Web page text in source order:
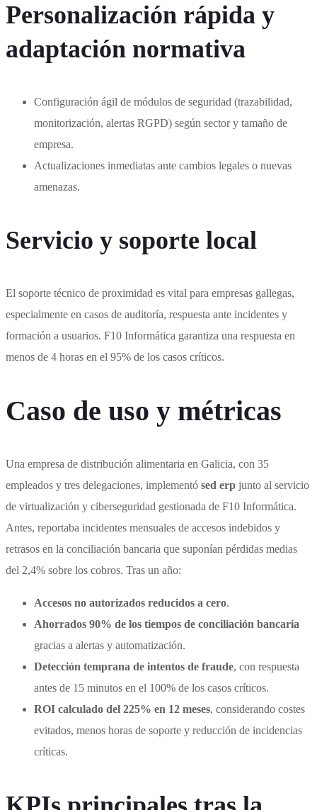
Personalización rápida y
adaptación normativa
Configuración ágil de módulos de seguridad (trazabilidad,
monitorización, alertas RGPD) según sector y tamaño de
empresa.
Actualizaciones inmediatas ante cambios legales o nuevas
amenazas.
Servicio y soporte local
El soporte técnico de proximidad es vital para empresas gallegas,
especialmente en casos de auditoría, respuesta ante incidentes y
formación a usuarios. F10 Informática garantiza una respuesta en
menos de 4 horas en el 95% de los casos críticos.
Caso de uso y métricas
Una empresa de distribución alimentaria en Galicia, con 35
empleados y tres delegaciones, implementó sed erp junto al servicio
de virtualización y ciberseguridad gestionada de F10 Informática.
Antes, reportaba incidentes mensuales de accesos indebidos y
retrasos en la conciliación bancaria que suponían pérdidas medias
del 2,4% sobre los cobros. Tras un año:
Accesos no autorizados reducidos a cero.
Ahorrados 90% de los tiempos de conciliación bancaria
gracias a alertas y automatización.
Detección temprana de intentos de fraude, con respuesta
antes de 15 minutos en el 100% de los casos críticos.
ROI calculado del 225% en 12 meses, considerando costes
evitados, menos horas de soporte y reducción de incidencias
críticas.